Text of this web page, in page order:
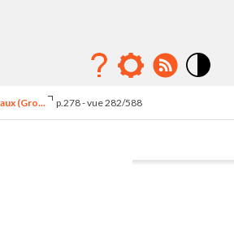
(Gro... p.278 - vue 282/588